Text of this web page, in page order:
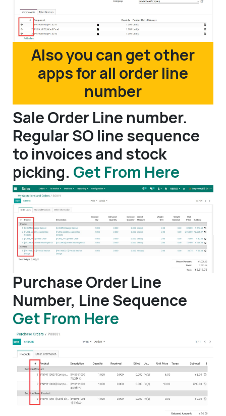
Also you can get other
apps for all order line
number
Sale Order Line number.
Regular SO line sequence
to invoices and stock
picking. Get From Here
Purchase Order Line
Number, Line Sequence
Get From Here